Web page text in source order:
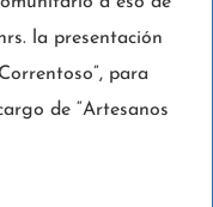
la presentación
para
de “Artesanos